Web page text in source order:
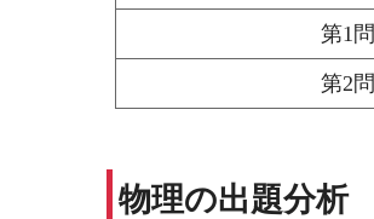
第1問
第2問
物理の出題分析